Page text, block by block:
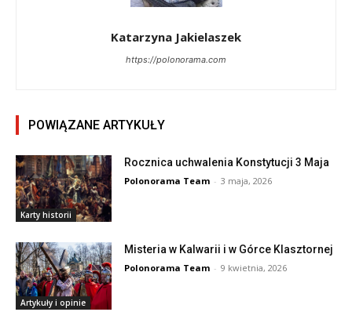
Katarzyna Jakielaszek
https://polonorama.com
POWIĄZANE ARTYKUŁY
Karty historii
Rocznica uchwalenia Konstytucji 3 Maja
Polonorama Team - 3 maja, 2026
Artykuły i opinie
Misteria w Kalwarii i w Górce Klasztornej
Polonorama Team - 9 kwietnia, 2026